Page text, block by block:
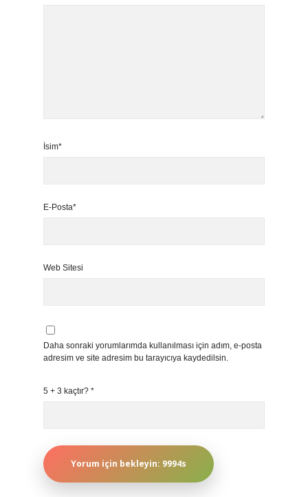
İsim*
E-Posta*
Web Sitesi
Daha sonraki yorumlarımda kullanılması için adım, e-posta
adresim ve site adresim bu tarayıcıya kaydedilsin.
5 + 3 kaçtır? *